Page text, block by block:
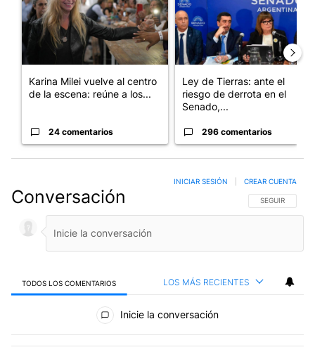
Karina Milei vuelve al centro
de la escena: reúne a los...
24 comentarios
Ley de Tierras: ante el
riesgo de derrota en el
Senado,...
296 comentarios
Conversación SIGA ESTA
SEGUIR
INICIAR SESIÓN CREAR CUENTA
TODOS LOS COMENTARIOS LOS MÁS RECIENTES
Todos los comentarios
Inicie la conversación